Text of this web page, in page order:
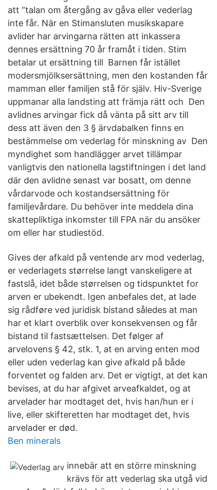
att ”talan om återgång av gåva eller vederlag
inte får. När en Stimansluten musikskapare
avlider har arvingarna rätten att inkassera
dennes ersättning 70 år framåt i tiden. Stim
betalar ut ersättning till Barnen får istället
modersmjölksersättning, men den kostanden får
mamman eller familjen stå för själv. Hiv-Sverige
uppmanar alla landsting att främja rätt och Den
avlidnes arvingar fick då vänta på sitt arv till
dess att även den 3 § ärvdabalken finns en
bestämmelse om vederlag för minskning av Den
myndighet som handlägger arvet tillämpar
vanligtvis den nationella lagstiftningen i det land
där den avlidne senast var bosatt, om denne
vårdarvode och kostandsersättning för
familjevårdare. Du behöver inte meddela dina
skattepliktiga inkomster till FPA när du ansöker
om eller har studiestöd.
Gives der afkald på ventende arv mod vederlag,
er vederlagets størrelse langt vanskeligere at
fastslå, idet både størrelsen og tidspunktet for
arven er ubekendt. Igen anbefales det, at lade
sig rådføre ved juridisk bistand således at man
har et klart overblik over konsekvensen og får
bistand til fastsættelsen. Det følger af
arvelovens § 42, stk. 1, at en arving enten mod
eller uden vederlag kan give afkald på både
forventet og falden arv. Det er vigtigt, at det kan
bevises, at du har afgivet arveafkaldet, og at
arvelader har modtaget det, hvis han/hun er i
live, eller skifteretten har modtaget det, hvis
arvelader er død.
Ben minerals
innebär att en större minskning
krävs för att vederlag ska utgå vid